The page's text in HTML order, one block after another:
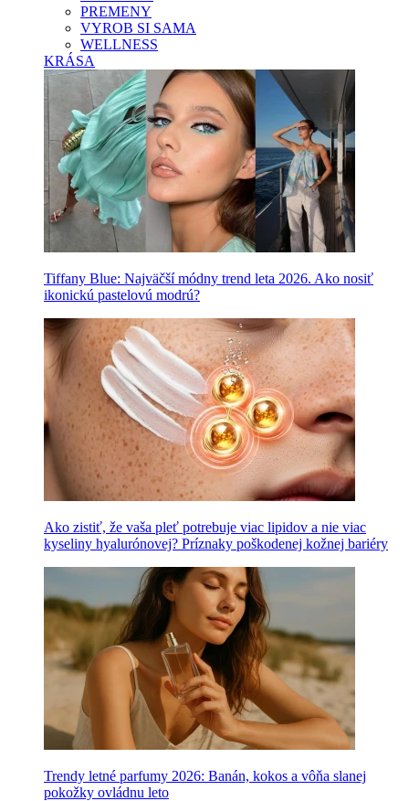
PREMENY
VYROB SI SAMA
WELLNESS
KRÁSA
Tiffany Blue: Najväčší módny trend leta 2026. Ako nosiť
ikonickú pastelovú modrú?
Ako zistiť, že vaša pleť potrebuje viac lipidov a nie viac
kyseliny hyalurónovej? Príznaky poškodenej kožnej bariéry
Trendy letné parfumy 2026: Banán, kokos a vôňa slanej
pokožky ovládnu leto